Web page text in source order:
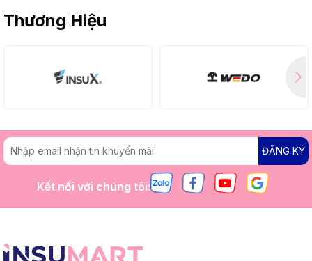
Thương Hiệu
ĐĂNG KÝ
Kết nối với chúng tôi: